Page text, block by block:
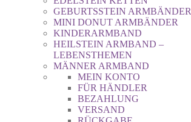
GEBURTSSTEIN ARMBÄNDER
MINI DONUT ARMBÄNDER
KINDERARMBAND
HEILSTEIN ARMBAND –
LEBENSTHEMEN
MÄNNER ARMBAND
MEIN KONTO
FÜR HÄNDLER
BEZAHLUNG
VERSAND